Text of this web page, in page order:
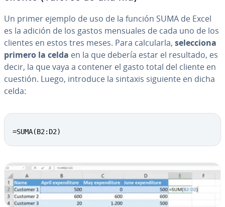
Un primer ejemplo de uso de la función SUMA de Excel
es la adición de los gastos mensuales de cada uno de los
clientes en estos tres meses. Para ca­l­cu­lar­la, se­le­c­cio­na
primero la celda en la que debería estar el resultado, es
decir, la que vaya a contener el gasto total del cliente en
cuestión. Luego, introduce la sintaxis siguiente en dicha
celda:
=SUMA(B2:D2)